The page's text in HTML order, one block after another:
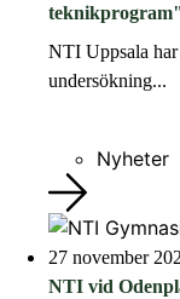
teknikprogram"
NTI Uppsala
undersökning...
Nyheter
27 november
NTI vid